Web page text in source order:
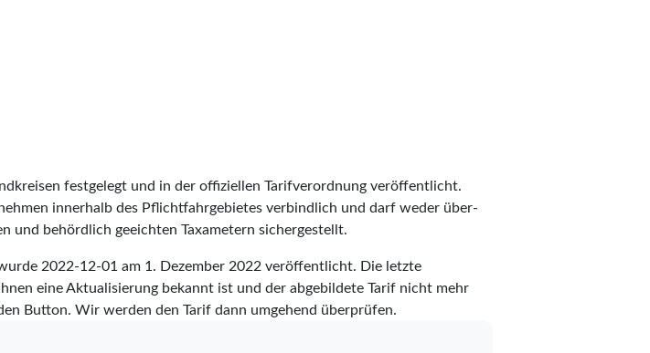
festgelegt und in der offiziellen Tarifverordnung veröffentlicht.
innerhalb des Pflichtfahrgebietes verbindlich und darf weder über-
und behördlich geeichten Taxametern sichergestellt.
2022-12-01 am 1. Dezember 2022 veröffentlicht. Die letzte
eine Aktualisierung bekannt ist und der abgebildete Tarif nicht mehr
Button. Wir werden den Tarif dann umgehend überprüfen.